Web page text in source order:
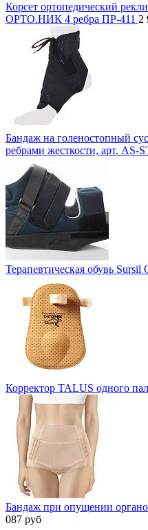
Корсет ортопедический
ОРТО.НИК 4 ребра ПР-411 2
Бандаж на голеностопный
ребрами жесткости, арт. AS-
Терапевтическая обувь Sursil
Корректор TALUS одного
Бандаж при опущении
087 руб